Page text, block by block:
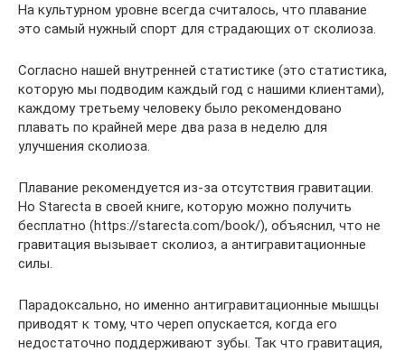
На культурном уровне всегда считалось, что плавание
это самый нужный спорт для страдающих от сколиоза.
Согласно нашей внутренней статистике (это статистика,
которую мы подводим каждый год с нашими клиентами),
каждому третьему человеку было рекомендовано
плавать по крайней мере два раза в неделю для
улучшения сколиоза.
Плавание рекомендуется из-за отсутствия гравитации.
Но Starecta в своей книге, которую можно получить
бесплатно (https://starecta.com/book/), объяснил, что не
гравитация вызывает сколиоз, а антигравитационные
силы.
Парадоксально, но именно антигравитационные мышцы
приводят к тому, что череп опускается, когда его
недостаточно поддерживают зубы. Так что гравитация,